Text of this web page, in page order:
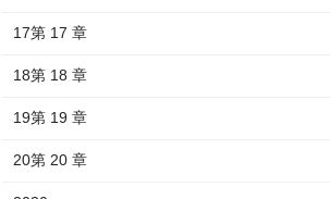
17第 17 章
18第 18 章
19第 19 章
20第 20 章